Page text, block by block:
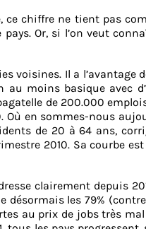
ce chiffre ne tient pas
Or, si l’on veut
voisines. Il a l’avantage
au moins basique avec
de 200.000
Où en sommes-nous
de 20 à 64 ans,
2010. Sa courbe
clairement depuis
désormais les 79%
au prix de jobs très mal